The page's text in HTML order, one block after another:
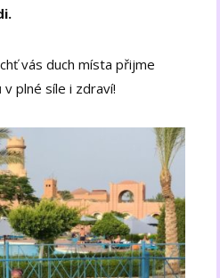
vás duch místa přijme
plné síle i zdraví!